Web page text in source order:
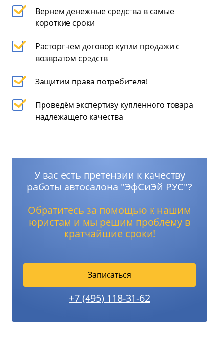
Вернем денежные средства в самые
короткие сроки
Расторгнем договор купли продажи с
возвратом средств
Защитим права потребителя!
Проведём экспертизу купленного товара
надлежащего качества
У вас есть претензии к качеству
работы автосалона "ЭфСиЭй РУС"?
Обратитесь за помощью к нашим
юристам и мы решим проблему в
кратчайшие сроки!
Записаться
+7 (495) 118-31-62